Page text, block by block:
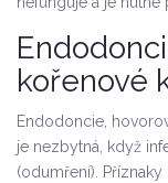
kořenové
Endodoncie,
je nezbytná, když
(odumření).